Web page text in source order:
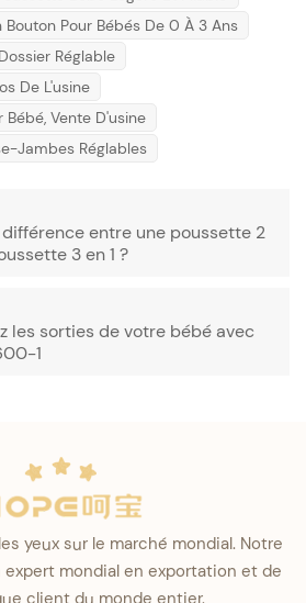
Bouton Pour Bébés De 0 À 3 Ans
Réglable
De L'usine
Vente D'usine
Jambes Réglables
entre une poussette 2
3 en 1 ?
les sorties de votre bébé avec
1
yeux sur le marché mondial. Notre
mondial en exportation et de
client du monde entier.